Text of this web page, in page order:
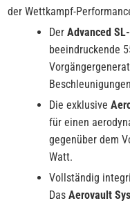
der Wettkampf-
Der Advanced
beeindruckende
Die exklusive
für einen
gegenüber dem
Watt.
Vollständig
Das Aerovault